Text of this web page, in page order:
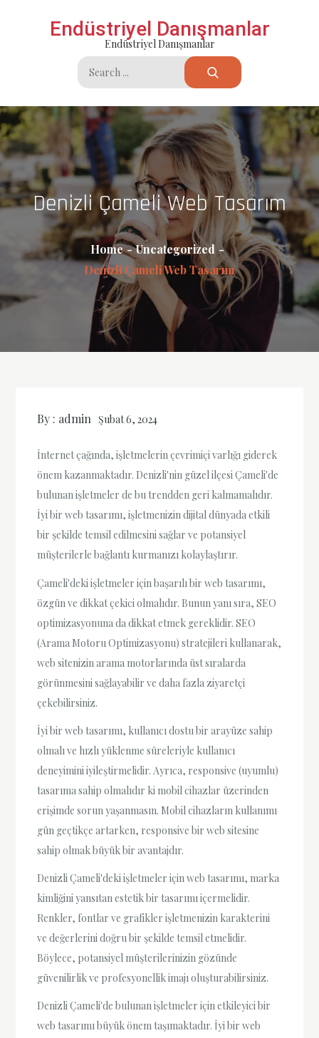
Endüstriyel Danışmanlar
Endüstriyel Danışmanlar
Search
for:
Denizli Çameli Web Tasarım
Home
Uncategorized
Denizli Çameli Web Tasarım
By : admin Şubat 6, 2024
İnternet çağında, işletmelerin çevrimiçi varlığı giderek
önem kazanmaktadır. Denizli'nin güzel ilçesi Çameli'de
bulunan işletmeler de bu trendden geri kalmamalıdır.
İyi bir web tasarımı, işletmenizin dijital dünyada etkili
bir şekilde temsil edilmesini sağlar ve potansiyel
müşterilerle bağlantı kurmanızı kolaylaştırır.
Çameli'deki işletmeler için başarılı bir web tasarımı,
özgün ve dikkat çekici olmalıdır. Bunun yanı sıra, SEO
optimizasyonuna da dikkat etmek gereklidir. SEO
(Arama Motoru Optimizasyonu) stratejileri kullanarak,
web sitenizin arama motorlarında üst sıralarda
görünmesini sağlayabilir ve daha fazla ziyaretçi
çekebilirsiniz.
İyi bir web tasarımı, kullanıcı dostu bir arayüze sahip
olmalı ve hızlı yüklenme süreleriyle kullanıcı
deneyimini iyileştirmelidir. Ayrıca, responsive (uyumlu)
tasarıma sahip olmalıdır ki mobil cihazlar üzerinden
erişimde sorun yaşanmasın. Mobil cihazların kullanımı
gün geçtikçe artarken, responsive bir web sitesine
sahip olmak büyük bir avantajdır.
Denizli Çameli'deki işletmeler için web tasarımı, marka
kimliğini yansıtan estetik bir tasarımı içermelidir.
Renkler, fontlar ve grafikler işletmenizin karakterini
ve değerlerini doğru bir şekilde temsil etmelidir.
Böylece, potansiyel müşterilerinizin gözünde
güvenilirlik ve profesyonellik imajı oluşturabilirsiniz.
Denizli Çameli'de bulunan işletmeler için etkileyici bir
web tasarımı büyük önem taşımaktadır. İyi bir web